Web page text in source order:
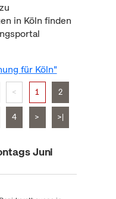
in Köln finden
für Köln"
< 1 2
4 > >|
Juni